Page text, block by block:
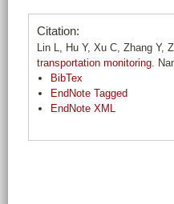
Citation:
Lin L, Hu Y, Xu C, Zhang Y,
transportation monitoring.
BibTex
EndNote Tagged
EndNote XML